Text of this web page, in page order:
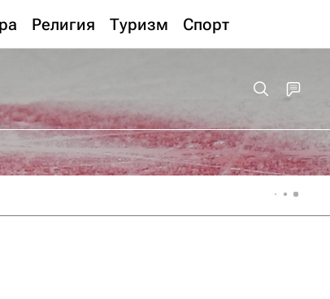
Религия Туризм Спорт